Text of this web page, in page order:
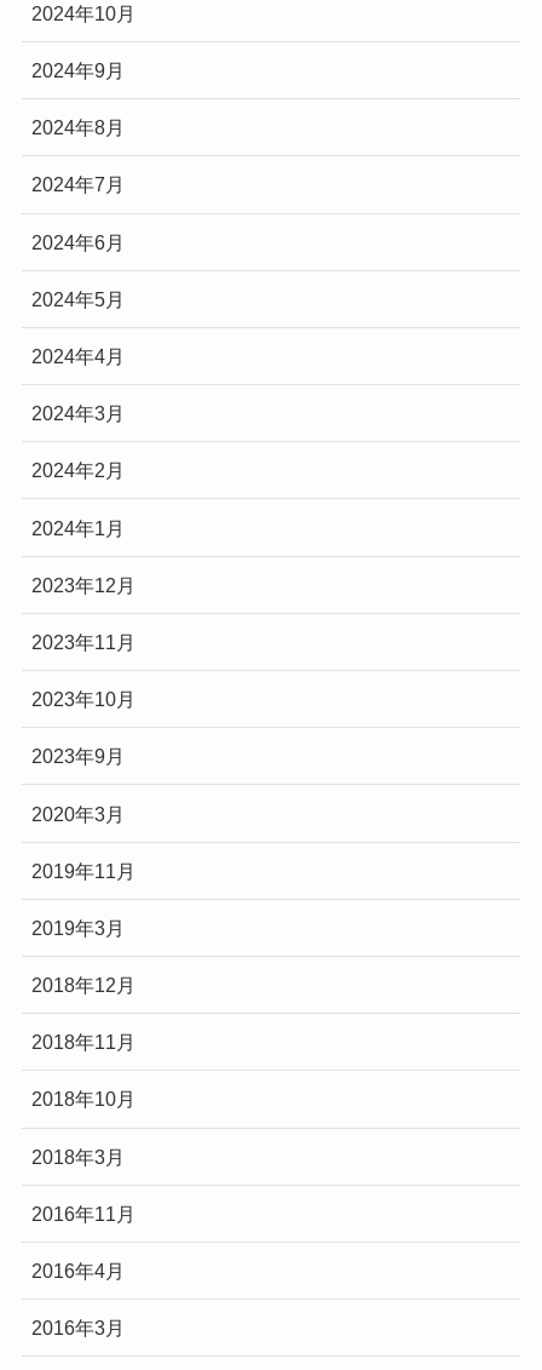
2024年10月
2024年9月
2024年8月
2024年7月
2024年6月
2024年5月
2024年4月
2024年3月
2024年2月
2024年1月
2023年12月
2023年11月
2023年10月
2023年9月
2020年3月
2019年11月
2019年3月
2018年12月
2018年11月
2018年10月
2018年3月
2016年11月
2016年4月
2016年3月